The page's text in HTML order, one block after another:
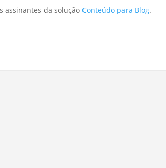
assinantes da solução Conteúdo para Blog.